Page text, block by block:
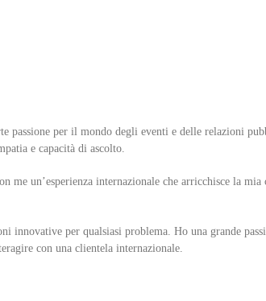
passione per il mondo degli eventi e delle relazioni
e capacità di ascolto.
me un’esperienza internazionale che arricchisce la
innovative per qualsiasi problema. Ho una grande
con una clientela internazionale.